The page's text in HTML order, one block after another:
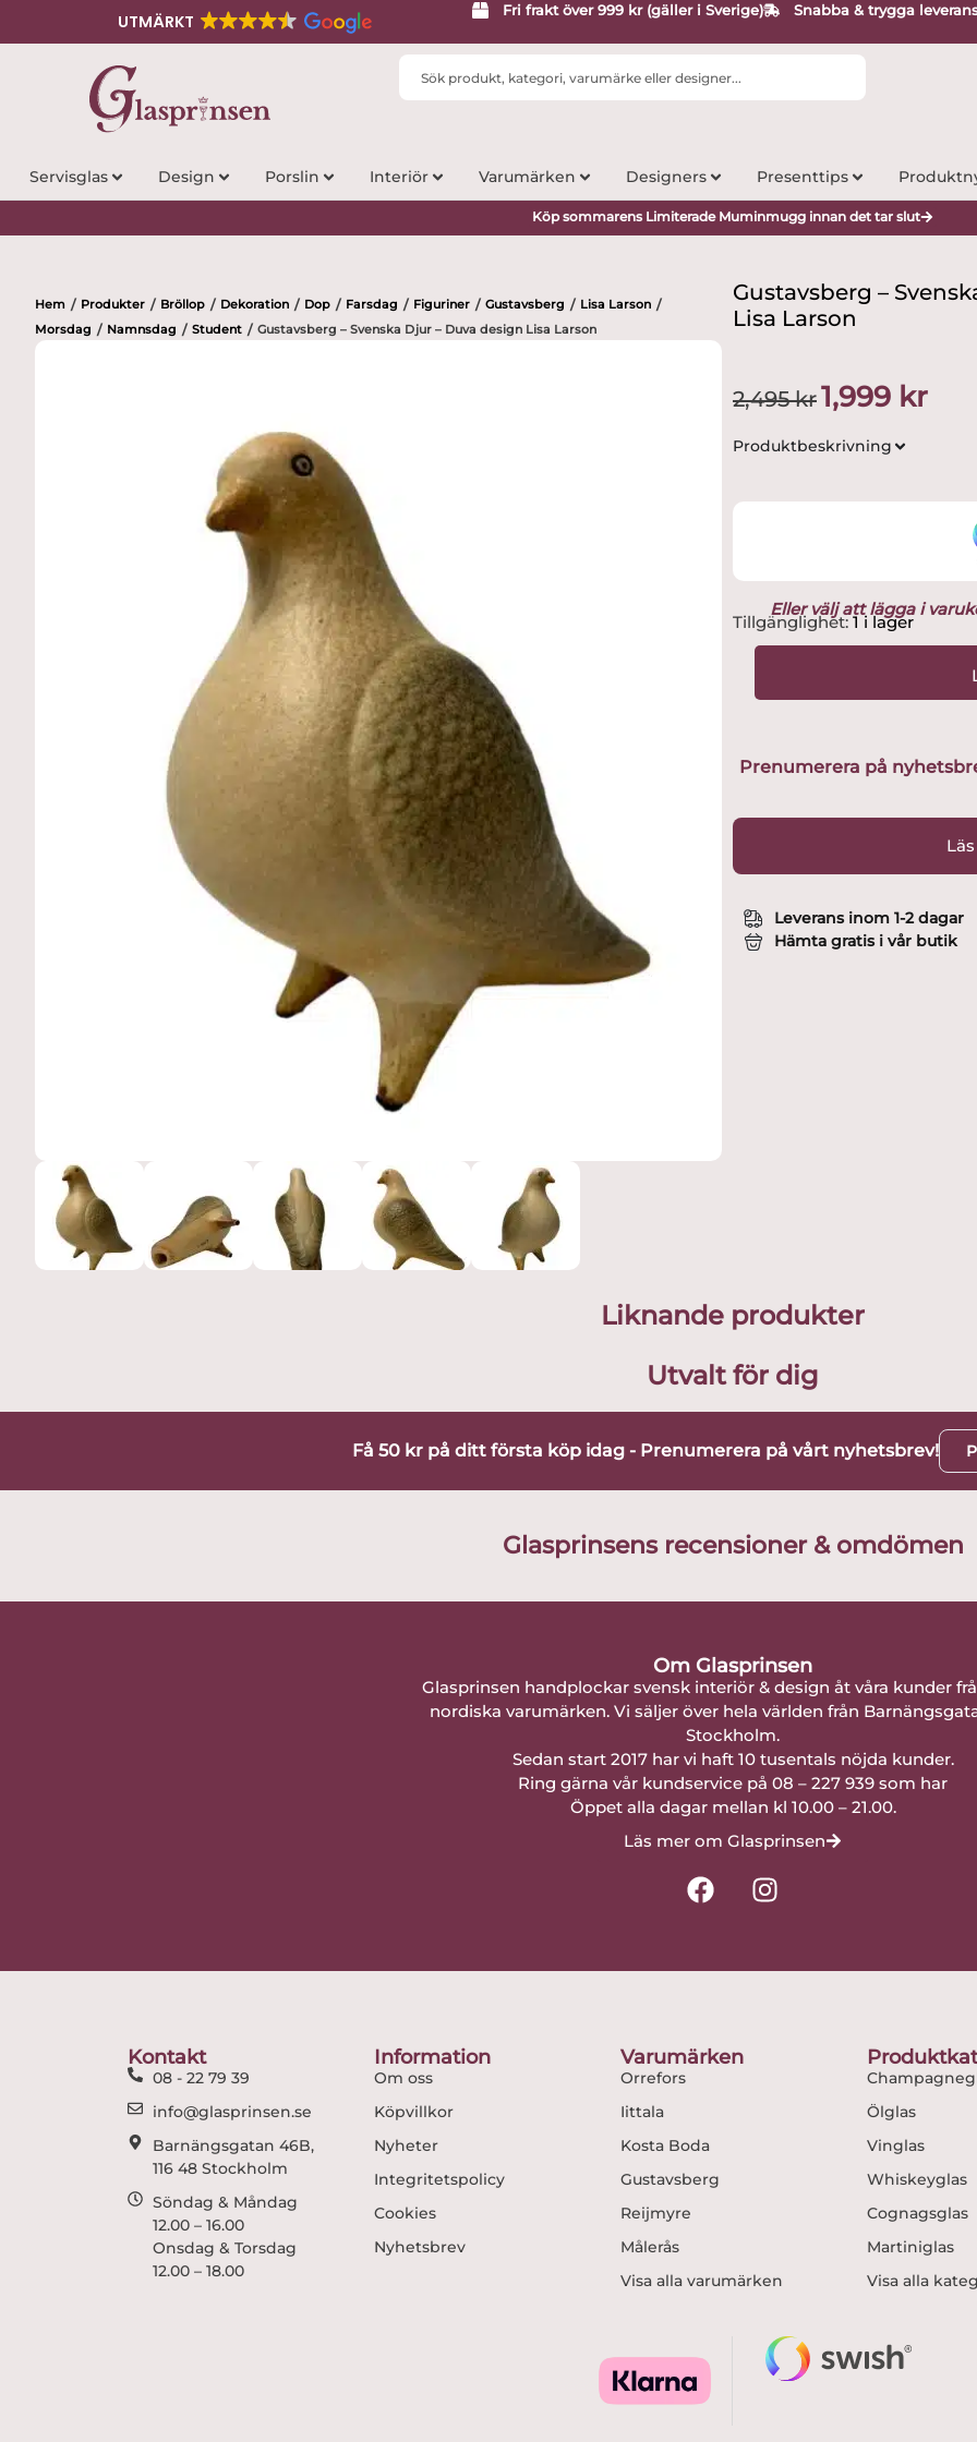
UTMÄRKT
Fri frakt över 999 kr (gäller i Sverige) Snabba & trygga
Search
Servisglas Design Porslin Interiör Varumärken Designers Presenttips
Köp sommarens Limiterade Muminmugg innan det tar slut
Hem / Produkter / Bröllop / Dekoration / Dop / Farsdag / Figuriner / Gustavsberg / Lisa Larson /
Morsdag / Namnsdag / Student / Gustavsberg – Svenska Djur – Duva design Lisa Larson
Gustavsberg –
Lisa Larson
2,495kr Det
ursprungliga
priset
1,999 krDet
Produktbeskrivning
Eller välj att lägga i
Tillgänglighet: 1 i lager
Gustavsberg
Djur
design
Larson
Prenumerera på
Leverans inom 1-2 dagar
Hämta gratis i vår butik
Liknande produkter
Utvalt för dig
Få 50 kr på ditt första köp idag - Prenumerera på vårt nyhetsbrev!
Glasprinsens recensioner & omdömen
Om Glasprinsen
Glasprinsen handplockar svensk interiör & design åt våra kunder
nordiska varumärken. Vi säljer över hela världen från
Stockholm.
Sedan start 2017 har vi haft 10 tusentals nöjda kunder.
Ring gärna vår kundservice på 08 – 227 939 som har
Öppet alla dagar mellan kl 10.00 – 21.00.
Läs mer om Glasprinsen
F
a
k
I
n
Kontakt
08 - 22 79 39
info@glasprinsen.se
Barnängsgatan 46B,
116 48 Stockholm
Söndag & Måndag
12.00 – 16.00
Onsdag & Torsdag
12.00 – 18.00
Information
Om oss
Köpvillkor
Nyheter
Integritetspolicy
Cookies
Nyhetsbrev
Varumärken
Orrefors
Iittala
Kosta Boda
Gustavsberg
Reijmyre
Målerås
Visa alla varumärken
Ölglas
Vinglas
Whiskeyglas
Cognagsglas
Martiniglas
Visa alla